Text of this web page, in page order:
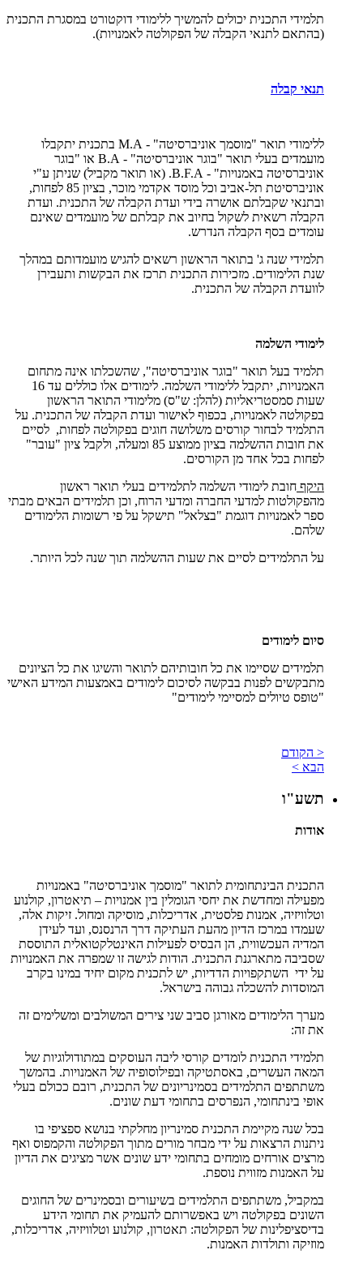
תלמידי התכנית יכולים להמשיך ללימודי דוקטורט במסגרת התכנית
(בהתאם לתנאי הקבלה של הפקולטה לאמנויות).
תנאי קבלה
ללימודי תואר "מוסמך אוניברסיטה" - M.A בתכנית יתקבלו
מועמדים בעלי תואר "בוגר אוניברסיטה" - B.A או "בוגר
אוניברסיטה באמנויות" - B.F.A. (או תואר מקביל) שניתן ע"י
אוניברסיטת תל-אביב וכל מוסד אקדמי מוכר, בציון 85 לפחות,
ובתנאי שקבלתם אושרה בידי ועדת הקבלה של התכנית. ועדת
הקבלה רשאית לשקול בחיוב את קבלתם של מועמדים שאינם
עומדים בסף הקבלה הנדרש.
תלמידי שנה ג' בתואר הראשון רשאים להגיש מועמדותם במהלך
שנת הלימודים. מזכירות התכנית תרכז את הבקשות ותעבירן
לוועדת הקבלה של התכנית.
לימודי השלמה
תלמיד בעל תואר "בוגר אוניברסיטה", שהשכלתו אינה מתחום
האמנויות, יתקבל ללימודי השלמה. לימודים אלו כוללים עד 16
שעות סמסטריאליות (להלן: ש"ס) מלימודי התואר הראשון
בפקולטה לאמנויות, בכפוף לאישור ועדת הקבלה של התכנית. על
התלמיד לבחור קורסים משלושה חוגים בפקולטה לפחות, לסיים
את חובות ההשלמה בציון ממוצע 85 ומעלה, ולקבל ציון "עובר"
לפחות בכל אחד מן הקורסים.
היקף חובת לימודי השלמה לתלמידים בעלי תואר ראשון
מהפקולטות למדעי החברה ומדעי הרוח, וכן תלמידים הבאים מבתי
ספר לאמנויות דוגמת "בצלאל" תישקל על פי רשומות הלימודים
שלהם.
על התלמידים לסיים את שעות ההשלמה תוך שנה לכל היותר.
סיום לימודים
תלמידים שסיימו את כל חובותיהם לתואר והשיגו את כל הציונים
מתבקשים לפנות בבקשה לסיכום לימודים באמצעות המידע האישי
"טופס טיולים למסיימי לימודים"
< הקודם
הבא >
תשע"ו
אודות
התכנית הבינתחומית לתואר "מוסמך אוניברסיטה" באמנויות
מפעילה ומחדשת את יחסי הגומלין בין אמנויות – תיאטרון, קולנוע
וטלוויזיה, אמנות פלסטית, אדריכלות, מוסיקה ומחול. זיקות אלה,
שעמדו במרכז הדיון מהעת העתיקה דרך הרנסנס, ועד לעידן
המדיה העכשווית, הן הבסיס לפעילות האינטלקטואלית התוססת
שסביבה מתארגנת התכנית. הודות לגישה זו שמפרה את האמנויות
על ידי השתקפויות הדדיות, יש לתכנית מקום יחיד במינו בקרב
המוסדות להשכלה גבוהה בישראל.
מערך הלימודים מאורגן סביב שני צירים המשולבים ומשלימים זה
את זה:
תלמידי התכנית לומדים קורסי ליבה העוסקים במתודולוגיות של
המאה העשרים, באסתטיקה ובפילוסופיה של האמנויות. בהמשך
משתתפים התלמידים בסמינריונים של התכנית, רובם ככולם בעלי
אופי בינתחומי, הנפרסים בתחומי דעת שונים.
בכל שנה מקיימת התכנית סמינריון מחלקתי בנושא ספציפי בו
ניתנות הרצאות על ידי מבחר מורים מתוך הפקולטה והקמפוס ואף
מרצים אורחים מומחים בתחומי ידע שונים אשר מציגים את הדיון
על האמנות מזווית נוספת.
במקביל, משתתפים התלמידים בשיעורים ובסמינרים של החוגים
השונים בפקולטה ויש באפשרותם להעמיק את תחומי הידע
בדיסציפלינות של הפקולטה: תאטרון, קולנוע וטלוויזיה, אדריכלות,
מוזיקה ותולדות האמנות.